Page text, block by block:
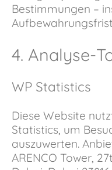
Bestimmungen –
4. Analyse-
WP Statistics
Diese Website
Statistics, um
auszuwerten.
ARENCO Tower,